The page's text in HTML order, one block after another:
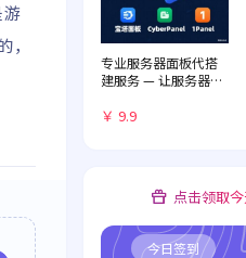
专业服务器面板代搭
建服务 — 让服务器管
￥ 9.9
点击领取今
今日签到